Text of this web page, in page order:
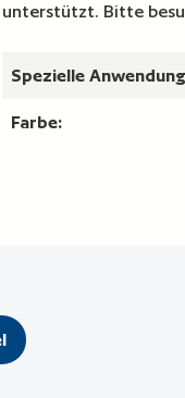
unterstützt. Bitte
Spezielle
Farbe: